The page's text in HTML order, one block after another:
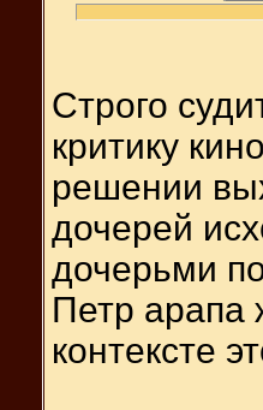
Строго
критику
решении
дочерей
дочерьми
Петр арапа
контексте